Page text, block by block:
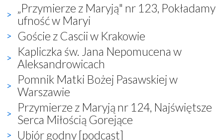
„Przymierze z Maryją" nr 123, Pokładamy
ufność w Maryi
Goście z Cascii w Krakowie
Kapliczka św. Jana Nepomucena w
Aleksandrowicach
Pomnik Matki Bożej Pasawskiej w
Warszawie
Przymierze z Maryją nr 124, Najświętsze
Serca Miłością Gorejące
Ubiór godny [podcast]